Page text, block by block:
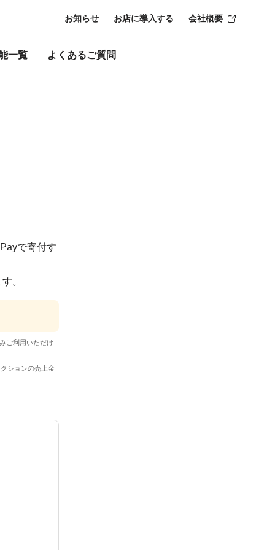
一覧 よくあるご質問
お知らせ お店に導入する 会社概要
で寄付す
。
ご利用いただけ
ションの売上金